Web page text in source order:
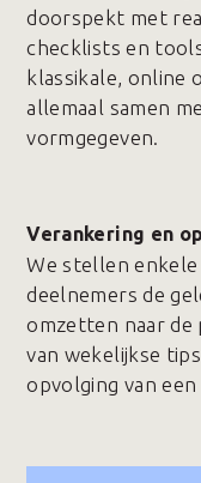
doorspekt met
checklists en
klassikale, online
allemaal samen
vormgegeven.
Verankering en
We stellen
deelnemers de
omzetten naar de
van wekelijkse
opvolging van